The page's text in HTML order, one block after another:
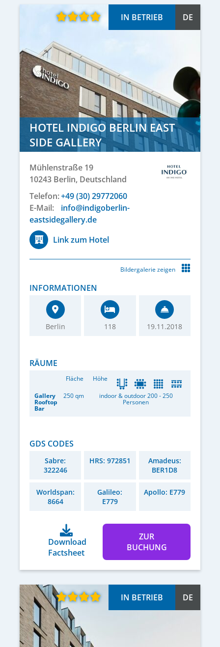
HOTEL INDIGO BERLIN EAST
SIDE GALLERY
IN BETRIEB DE
Mühlenstraße 19
10243 Berlin, Deutschland
Telefon:+49 (30) 29772060
E-Mail:
info@indigoberlin-
eastsidegallery.de
Link zum Hotel
Bildergalerie zeigen
INFORMATIONEN
Berlin 118 19.11.2018
RÄUME
Fläche Höhe
Gallery
Rooftop
Bar
250 qm
indoor & outdoor 200 - 250
Personen
GDS CODES
Sabre:
322246
HRS: 972851
Amadeus:
BER1D8
Worldspan:
8664
Galileo:
E779
Apollo: E779
Download
Factsheet
ZUR
BUCHUNG
IN BETRIEB DE